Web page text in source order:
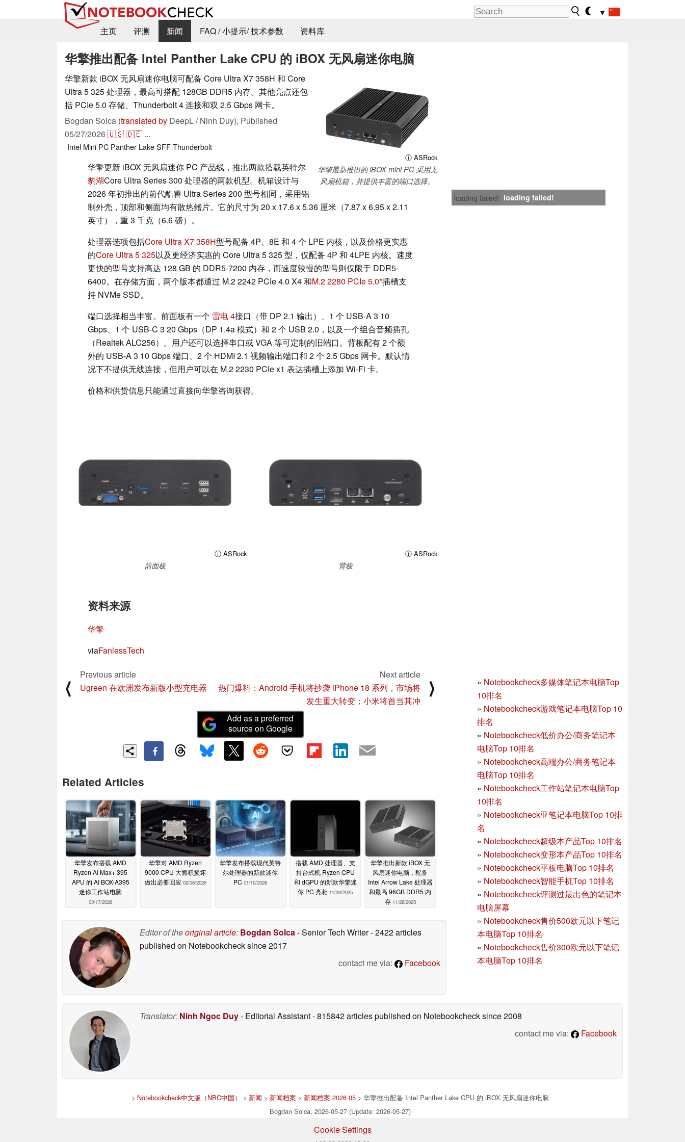
▼
主页
评测 新闻 FAQ / 小提示/ 技术参数 资料库
华擎推出配备 Intel Panther Lake CPU 的 iBOX 无风扇迷你电脑
ⓘ ASRock
华擎最新推出的 iBOX mini PC 采用无
风扇机箱，并提供丰富的端口选择。
华擎新款 iBOX 无风扇迷你电脑可配备 Core Ultra X7 358H 和 Core
Ultra 5 325 处理器，最高可搭配 128GB DDR5 内存。其他亮点还包
括 PCIe 5.0 存储、Thunderbolt 4 连接和双 2.5 Gbps 网卡。
Bogdan Solca (translated by DeepL / Ninh Duy), Published
05/27/2026🇺🇸🇩🇪 ...
Intel Mini PC Panther LakeSFFThunderbolt
loading failed! loading failed!
华擎更新 iBOX 无风扇迷你 PC 产品线，推出两款搭载英特尔
豹湖Core Ultra Series 300 处理器的两款机型。机箱设计与
2026 年初推出的前代酷睿 Ultra Series 200 型号相同，采用铝
制外壳，顶部和侧面均有散热鳍片。它的尺寸为 20 x 17.6 x 5.36 厘米（7.87 x 6.95 x 2.11
英寸），重 3 千克（6.6 磅）。
处理器选项包括Core Ultra X7 358H型号配备 4P、8E 和 4 个 LPE 内核，以及价格更实惠
的Core Ultra 5 325以及更经济实惠的 Core Ultra 5 325 型，仅配备 4P 和 4LPE 内核。速度
更快的型号支持高达 128 GB 的 DDR5-7200 内存，而速度较慢的型号则仅限于 DDR5-
6400。在存储方面，两个版本都通过 M.2 2242 PCIe 4.0 X4 和M.2 2280 PCIe 5.0 插槽支
持 NVMe SSD。
端口选择相当丰富。前面板有一个 雷电 4接口（带 DP 2.1 输出）、1 个 USB-A 3 10
Gbps、1 个 USB-C 3 20 Gbps（DP 1.4a 模式）和 2 个 USB 2.0，以及一个组合音频插孔
（Realtek ALC256）。用户还可以选择串口或 VGA 等可定制的旧端口。背板配有 2 个额
外的 USB-A 3 10 Gbps 端口、2 个 HDMI 2.1 视频输出端口和 2 个 2.5 Gbps 网卡。默认情
况下不提供无线连接，但用户可以在 M.2 2230 PCIe x1 表达插槽上添加 Wi-Fi 卡。
价格和供货信息只能通过直接向华擎咨询获得。
ⓘ ASRock
前面板
ⓘ ASRock
背板
资料来源
华擎
viaFanlessTech
» Notebookcheck多媒体笔记本电脑Top
10排名
» Notebookcheck游戏笔记本电脑Top 10
排名
» Notebookcheck低价办公/商务笔记本
电脑Top 10排名
» Notebookcheck高端办公/商务笔记本
电脑Top 10排名
» Notebookcheck工作站笔记本电脑Top
10排名
» Notebookcheck亚笔记本电脑Top 10排
名
» Notebookcheck超级本产品Top 10排名
» Notebookcheck变形本产品Top 10排名
» Notebookcheck平板电脑Top 10排名
» Notebookcheck智能手机Top 10排名
» Notebookcheck评测过最出色的笔记本
电脑屏幕
» Notebookcheck售价500欧元以下笔记
本电脑Top 10排名
» Notebookcheck售价300欧元以下笔记
本电脑Top 10排名
⟨
Previous article
Ugreen 在欧洲发布新版小型充电器
Next article
热门爆料：Android 手机将抄袭 iPhone 18 系列，市场将
发生重大转变；小米将首当其冲
⟩
Add as a preferred
source on Google
Related Articles
华擎发布搭载 AMD
Ryzen AI Max+ 395
APU 的 AI BOX-A395
迷你工作站电脑
03/17/2026
华擎对 AMD Ryzen
9000 CPU 大面积损坏
做出必要回应 02/06/2026
华擎发布搭载现代英特
尔处理器的新款迷你
PC 01/10/2026
搭载 AMD 处理器、支
持台式机 Ryzen CPU
和 dGPU 的新款华擎迷
你 PC 亮相 11/30/2025
华擎推出新款 iBOX 无
风扇迷你电脑，配备
Intel Arrow Lake 处理器
和最高 96GB DDR5 内
存 11/26/2025
Editor of theoriginal article: Bogdan Solca- Senior Tech Writer- 2422 articles
published on Notebookchecksince 2017
contact me via:
Facebook
Translator: Ninh Ngoc Duy- Editorial Assistant- 815842 articles published on Notebookchecksince 2008
contact me via:
Facebook
> Notebookcheck中文版（NBC中国） > 新闻 > 新闻档案 > 新闻档案 2026 05> 华擎推出配备 Intel Panther Lake CPU 的 iBOX 无风扇迷你电脑
Bogdan Solca, 2026-05-27 (Update: 2026-05-27)
Cookie Settings